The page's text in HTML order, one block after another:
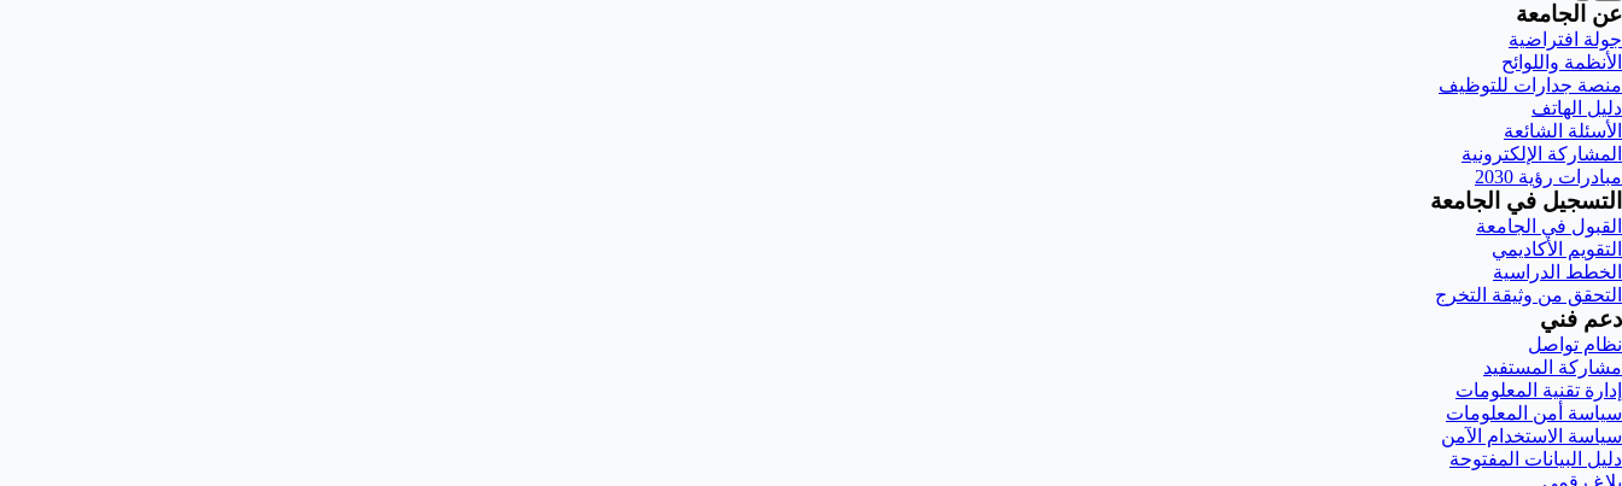
عن الجامعة
جولة افتراضية
الأنظمة واللوائح
منصة جدارات للتوظيف
دليل الهاتف
الأسئلة الشائعة
المشاركة الإلكترونية
مبادرات رؤية 2030
التسجيل في الجامعة
القبول في الجامعة
التقويم الأكاديمي
الخطط الدراسية
التحقق من وثيقة التخرج
دعم فني
نظام تواصل
مشاركة المستفيد
إدارة تقنية المعلومات
سياسة أمن المعلومات
سياسة الاستخدام الآمن
دليل البيانات المفتوحة
بلاغ رقمي